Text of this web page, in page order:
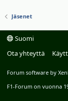
Jäsenet
Suomi
Ota yhteyttä
Forum software by
F1-Forum on vuonna